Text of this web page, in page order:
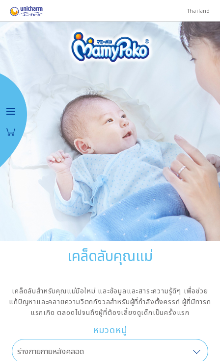
Thailand
เคล็ดลับคุณแม่
เคล็ดลับสำหรับคุณแม่มือใหม่ และข้อมูลและสาระความรู้ดีๆ เพื่อช่วย
แก้ปัญหาและคลายความวิตกกังวลสำหรับผู้ที่กำลังตั้งครรภ์ ผู้ที่มีทารก
แรกเกิด ตลอดไปจนถึงผู้ที่ต้องเลี้ยงดูเด็กเป็นครั้งแรก
หมวดหมู่